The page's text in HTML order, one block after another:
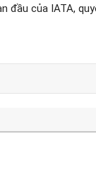
đầu của IATA,